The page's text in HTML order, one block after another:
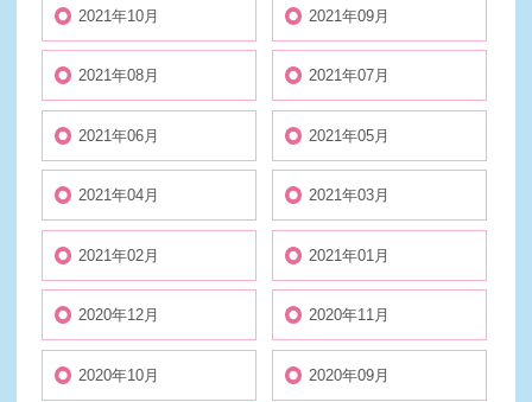
2021年10月 2021年09月
2021年08月 2021年07月
2021年06月 2021年05月
2021年04月 2021年03月
2021年02月 2021年01月
2020年12月 2020年11月
2020年10月 2020年09月